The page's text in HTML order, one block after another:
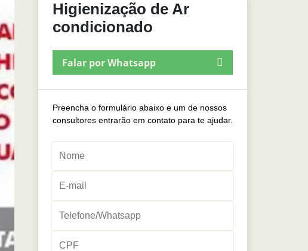
Higienização de Ar
condicionado
Falar por Whatsapp
Preencha o formulário abaixo e um de nossos
consultores entrarão em contato para te ajudar.